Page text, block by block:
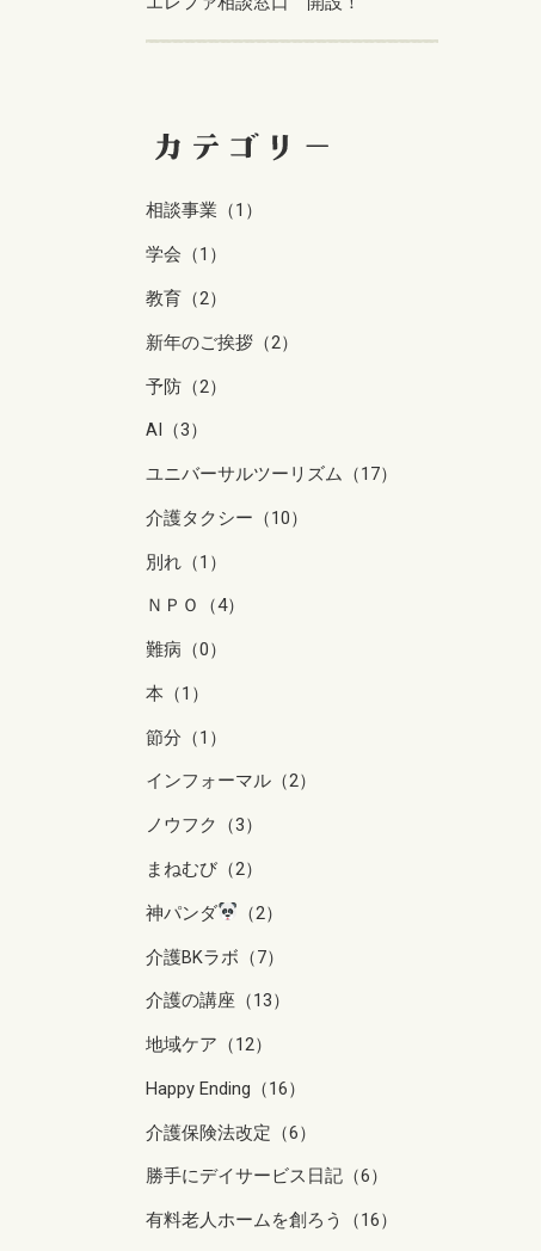
相談事業（1）
学会（1）
教育（2）
新年のご挨拶（2）
予防（2）
AI（3）
ユニバーサルツーリズム（17）
介護タクシー（10）
別れ（1）
ＮＰＯ（4）
難病（0）
本（1）
節分（1）
インフォーマル（2）
ノウフク（3）
まねむび（2）
神パンダ （2）
介護BKラボ（7）
介護の講座（13）
地域ケア（12）
Happy Ending（16）
介護保険法改定（6）
勝手にデイサービス日記（6）
有料老人ホームを創ろう（16）